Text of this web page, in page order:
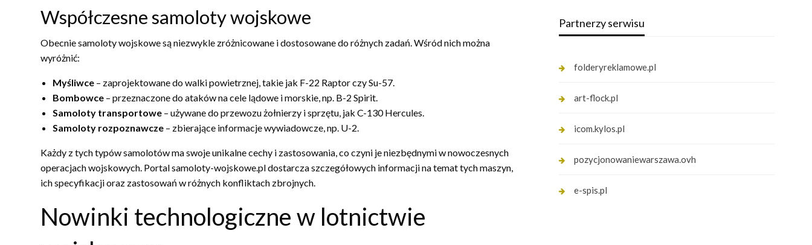
Współczesne samoloty wojskowe
Obecnie samoloty wojskowe są niezwykle zróżnicowane i dostosowane do różnych zadań. Wśród nich można
wyróżnić:
Myśliwce – zaprojektowane do walki powietrznej, takie jak F-22 Raptor czy Su-57.
Bombowce – przeznaczone do ataków na cele lądowe i morskie, np. B-2 Spirit.
Samoloty transportowe – używane do przewozu żołnierzy i sprzętu, jak C-130 Hercules.
Samoloty rozpoznawcze – zbierające informacje wywiadowcze, np. U-2.
Każdy z tych typów samolotów ma swoje unikalne cechy i zastosowania, co czyni je niezbędnymi w nowoczesnych
operacjach wojskowych. Portal samoloty-wojskowe.pl dostarcza szczegółowych informacji na temat tych maszyn,
ich specyfikacji oraz zastosowań w różnych konfliktach zbrojnych.
Nowinki technologiczne w lotnictwie
Partnerzy serwisu
folderyreklamowe.pl
art-flock.pl
icom.kylos.pl
pozycjonowaniewarszawa.ovh
e-spis.pl